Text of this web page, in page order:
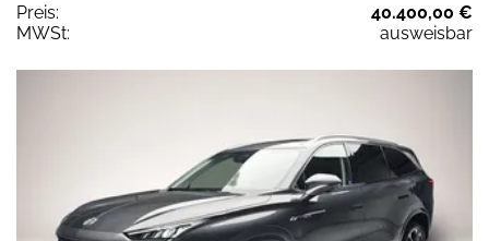
Preis:
40.400,00 €
MWSt:
ausweisbar